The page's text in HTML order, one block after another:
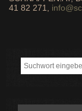
41 82 271,